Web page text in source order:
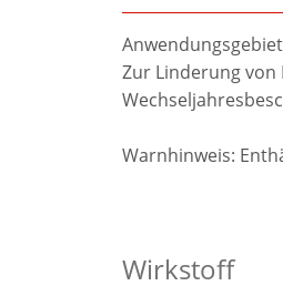
Zur Linderung von
Warnhinweis:
Wirkstoff